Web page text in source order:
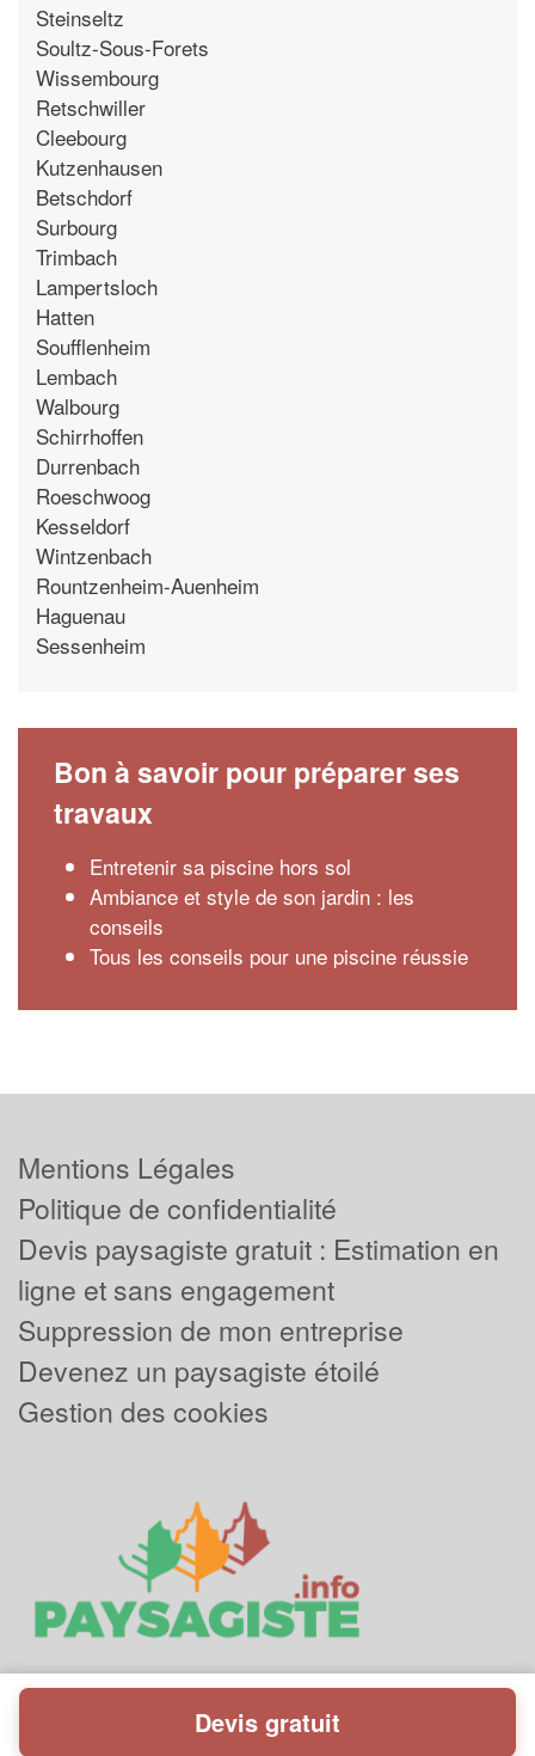
Steinseltz
Soultz-Sous-Forets
Wissembourg
Retschwiller
Cleebourg
Kutzenhausen
Betschdorf
Surbourg
Trimbach
Lampertsloch
Hatten
Soufflenheim
Lembach
Walbourg
Schirrhoffen
Durrenbach
Roeschwoog
Kesseldorf
Wintzenbach
Rountzenheim-Auenheim
Haguenau
Sessenheim
Bon à savoir pour préparer ses
travaux
Entretenir sa piscine hors sol
Ambiance et style de son jardin : les
conseils
Tous les conseils pour une piscine réussie
Mentions Légales
Politique de confidentialité
Devis paysagiste gratuit : Estimation en
ligne et sans engagement
Suppression de mon entreprise
Devenez un paysagiste étoilé
Gestion des cookies
Powered byPlus que pro
Devis gratuit